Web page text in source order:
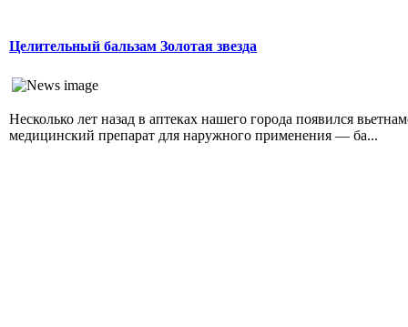
Целительный бальзам Золотая звезда
Несколько лет назад в аптеках нашего города появился
медицинский препарат для наружного применения — ба...